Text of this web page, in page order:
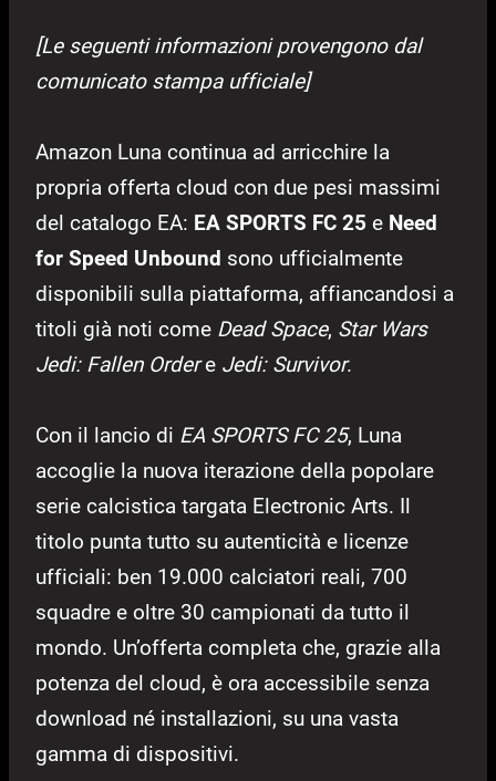
[Le seguenti informazioni provengono dal
comunicato stampa ufficiale]
Amazon Luna continua ad arricchire la
propria offerta cloud con due pesi massimi
del catalogo EA: EA SPORTS FC 25 e Need
for Speed Unbound sono ufficialmente
disponibili sulla piattaforma, affiancandosi a
titoli già noti come Dead Space, Star Wars
Jedi: Fallen Ordere Jedi: Survivor.
Con il lancio di EA SPORTS FC 25, Luna
accoglie la nuova iterazione della popolare
serie calcistica targata Electronic Arts. Il
titolo punta tutto su autenticità e licenze
ufficiali: ben 19.000 calciatori reali, 700
squadre e oltre 30 campionati da tutto il
mondo. Un’offerta completa che, grazie alla
potenza del cloud, è ora accessibile senza
download né installazioni, su una vasta
gamma di dispositivi.